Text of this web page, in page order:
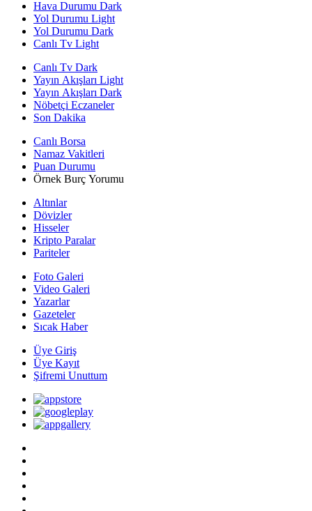
Hava Durumu Dark
Yol Durumu Light
Yol Durumu Dark
Canlı Tv Light
Canlı Tv Dark
Yayın Akışları Light
Yayın Akışları Dark
Nöbetçi Eczaneler
Son Dakika
Canlı Borsa
Namaz Vakitleri
Puan Durumu
Örnek Burç Yorumu
Altınlar
Dövizler
Hisseler
Kripto Paralar
Pariteler
Foto Galeri
Video Galeri
Yazarlar
Gazeteler
Sıcak Haber
Üye Giriş
Üye Kayıt
Şifremi Unuttum